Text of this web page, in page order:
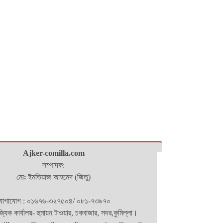
Ajker-comilla.com
সম্পাদক:
মোঃ ইমতিয়াজ আহমেদ (জিতু)
: ০১৬৭৬-৩২৭৫০৪/ ০৮১-৭৩৯৭০
কার্যালয়- হুমায়ন টাওয়ার, চকবাজার, সদর,কুমিল্লা।